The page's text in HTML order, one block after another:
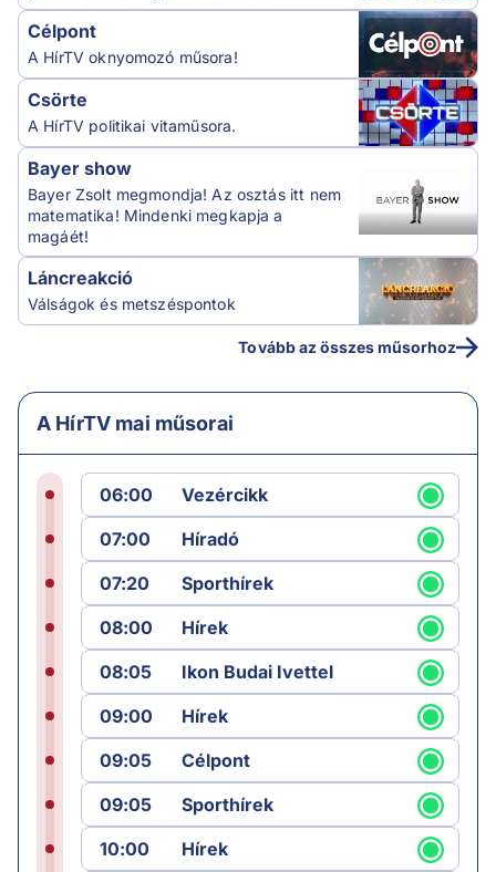
Célpont
A HírTV oknyomozó műsora!
Csörte
A HírTV politikai vitaműsora.
Bayer show
Bayer Zsolt megmondja! Az osztás itt nem
matematika! Mindenki megkapja a
magáét!
Láncreakció
Válságok és metszéspontok
Tovább az összes műsorhoz
A HírTV mai műsorai
06:00
Vezércikk
07:00
Híradó
07:20
Sporthírek
08:00
Hírek
08:05
Ikon Budai Ivettel
09:00
Hírek
09:05
Célpont
09:05
Sporthírek
10:00
Hírek